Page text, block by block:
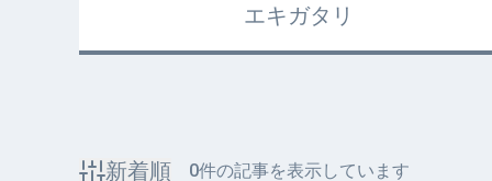
エキガタリ
新着順 0件の記事を表示しています